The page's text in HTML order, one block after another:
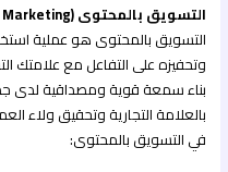
التسويق بالمحتوى (Content Marketing)
التسويق بالمحتوى هو عملية
وتحفيزه على التفاعل مع علامتك
بناء سمعة قوية ومصداقية لدى
بالعلامة التجارية وتحقيق ولاء
في التسويق بالمحتوى: